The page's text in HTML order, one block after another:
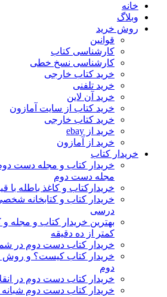
خانه
وبلاگ
روش خرید
قوانین
کارشناسی کتاب
کارشناسی نسخ خطی
خرید کتاب خارجی
خرید تلفنی
خرید آن لاین
خرید کتاب از سایت آمازون
خرید کتاب خارجی
خرید از ebay
خرید از آمازون
خریدار کتاب
خریدار کتاب و مجله دست
مجله دست دوم
خریدارکتاب و کاغذ باطله با
خریدار کتاب و کتابخانه
درسی
بهترین خریدار کتاب و مجله و
کمتر از ده دقیقه
خریدار کتاب دست دوم در
خریدار کتاب کیست؟ و
دوم
خریدار کتاب دست دوم در
خریدار کتاب دست دوم